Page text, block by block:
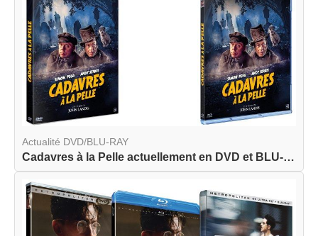
Actualité DVD/BLU-RAY
Cadavres à la Pelle actuellement en DVD et BLU-R...